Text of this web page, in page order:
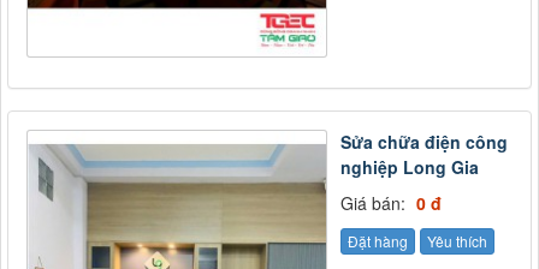
Sửa chữa điện công
nghiệp Long Gia
Giá bán: 0 đ
Đặt hàng Yêu thích